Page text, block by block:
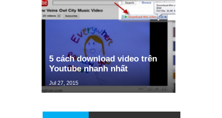
5 cách download video trên
Youtube nhanh nhất
Jul 27, 2015